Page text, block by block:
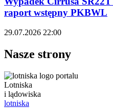
raport wstępny PKBWL
29.07.2026 22:00
Nasze strony
Lotniska
i lądowiska
lotniska